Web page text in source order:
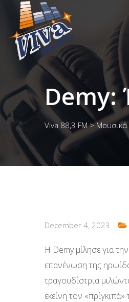
Demy:
Viva 88,3 FM>
December 4, 2023
Η Demy μίλησε για
επανένωση της
τραγουδίστρια
εκείνη τον